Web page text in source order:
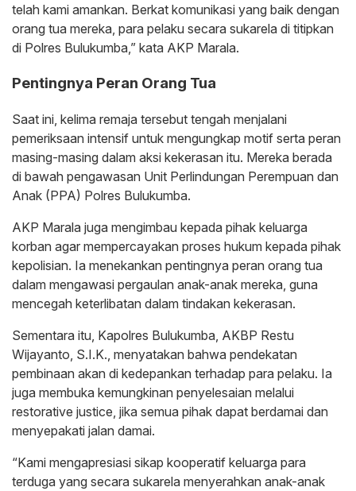
telah kami amankan. Berkat komunikasi yang baik dengan
orang tua mereka, para pelaku secara sukarela di titipkan
di Polres Bulukumba,” kata AKP Marala.
Pentingnya Peran Orang Tua
Saat ini, kelima remaja tersebut tengah menjalani
pemeriksaan intensif untuk mengungkap motif serta peran
masing-masing dalam aksi kekerasan itu. Mereka berada
di bawah pengawasan Unit Perlindungan Perempuan dan
Anak (PPA) Polres Bulukumba.
AKP Marala juga mengimbau kepada pihak keluarga
korban agar mempercayakan proses hukum kepada pihak
kepolisian. Ia menekankan pentingnya peran orang tua
dalam mengawasi pergaulan anak-anak mereka, guna
mencegah keterlibatan dalam tindakan kekerasan.
Sementara itu, Kapolres Bulukumba, AKBP Restu
Wijayanto, S.I.K., menyatakan bahwa pendekatan
pembinaan akan di kedepankan terhadap para pelaku. Ia
juga membuka kemungkinan penyelesaian melalui
restorative justice, jika semua pihak dapat berdamai dan
menyepakati jalan damai.
“Kami mengapresiasi sikap kooperatif keluarga para
terduga yang secara sukarela menyerahkan anak-anak